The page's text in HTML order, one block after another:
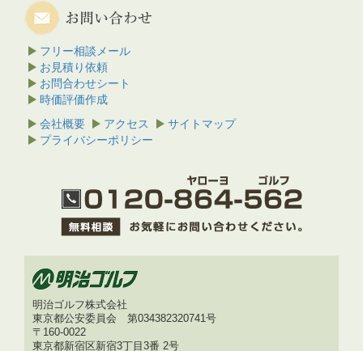
フリー相談メール
お見積り依頼
お問合わせシート
時価評価作成
会社概要
アクセス
サイトマップ
プライバシーポリシー
明治ゴルフ株式会社
東京都公安委員会 第034382320741号
〒160-0022
東京都新宿区新宿3丁目3番 2号